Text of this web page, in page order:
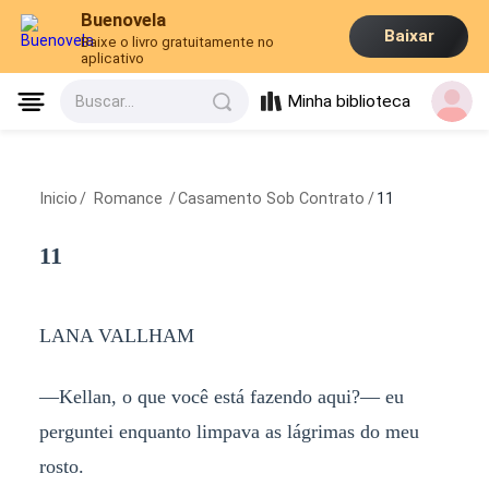
Buenovela
Baixe o livro gratuitamente no
aplicativo
Baixar
Buscar... Minha biblioteca
Inicio / Romance /Casamento Sob Contrato / 11
11
LANA VALLHAM
—Kellan, o que você está fazendo aqui?— eu
perguntei enquanto limpava as lágrimas do meu
rosto.